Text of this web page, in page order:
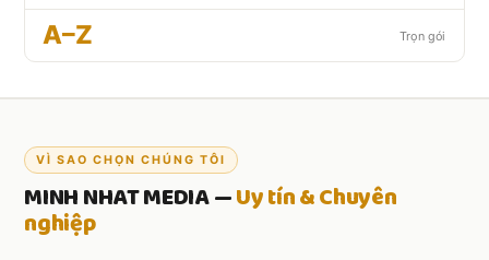
A–Z Trọn gói
VÌ SAO CHỌN CHÚNG TÔI
MINH NHAT MEDIA —Uy tín & Chuyên
nghiệp